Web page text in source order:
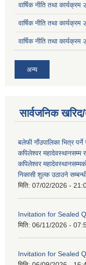
वार्षिक नीति तथा
वार्षिक नीति तथा
वार्षिक नीति तथा
अन्य
सार्वजनिक
बलेफी गाँउपालिका भित्र
कपिलेश्वर महादेवस्थानसम्म
कपिलेश्वर
निकासी शुल्क उठाउने
मिति: 07/02/2026 -
Invitation for Sealed
मिति: 06/11/2026 -
Invitation for Sealed